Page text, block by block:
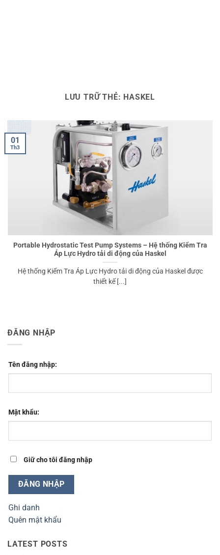
LƯU TRỮ THẺ: HASKEL
Portable Hydrostatic Test Pump Systems – Hệ thống Kiểm Tra
Áp Lực Hydro tải di động của Haskel
Hệ thống Kiểm Tra Áp Lực Hydro tải di động của Haskel được
thiết kế [...]
01
Th3
ĐĂNG NHẬP
Tên đăng nhập:
Mật khẩu:
Giữ cho tôi đăng nhập
ĐĂNG NHẬP
Ghi danh
Quên mật khẩu
LATEST POSTS